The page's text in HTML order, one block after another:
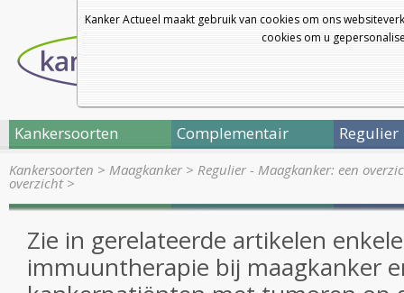
Kanker Actueel maakt gebruik van cookies om ons
cookies om u
Kankersoorten Complementair Regulier
Kankersoorten > Maagkanker> Regulier - Maagkanker: een
overzicht>
Zie in gerelateerde artikelen
immuuntherapie bij maagkanker